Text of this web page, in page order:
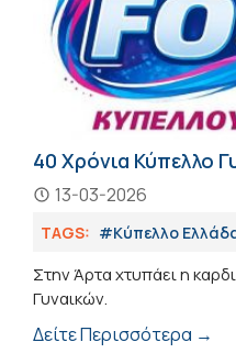
40 Xρόνια Κύπελλο
13-03-2026
TAGS: #Κύπελλο
Στην Άρτα χτυπάει η
Γυναικών.
Δείτε Περισσότερα →